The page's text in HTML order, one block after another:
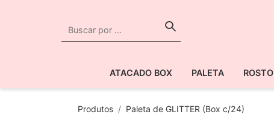
ATACADO BOX PALETA ROSTO
Produtos Paleta de GLITTER (Box c/24)